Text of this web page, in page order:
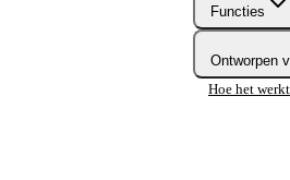
Functies
Ontworpen
Hoe het werkt